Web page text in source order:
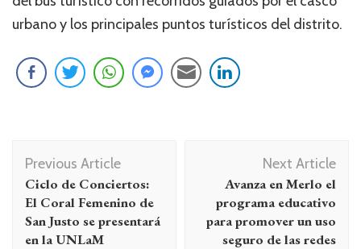
urbano y los principales puntos turísticos del distrito.
Navegación
de
entradas
Previous Article
Ciclo de Conciertos:
El Coral Femenino de
San Justo se presentará
en la UNLaM
Next Article
Avanza en Merlo el
programa educativo
para promover un uso
seguro de las redes